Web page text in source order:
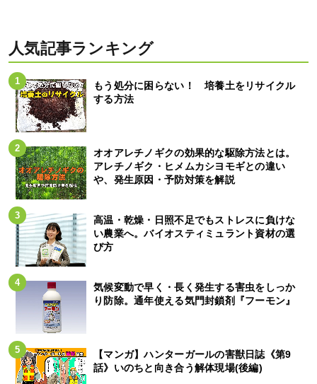
人気記事ランキング
もう処分に困らない！ 培養土をリサイクル
する方法
オオアレチノギクの効果的な駆除方法とは。
アレチノギク・ヒメムカシヨモギとの違い
や、発生原因・予防対策を解説
高温・乾燥・日照不足でもストレスに負けな
い農業へ。バイオスティミュラント資材の選
び方
気候変動で早く・長く発生する害虫をしっか
り防除。通年使える気門封鎖剤『フーモン』
【マンガ】ハンターガールの害獣日誌《第9
話》いのちと向き合う解体現場(後編)